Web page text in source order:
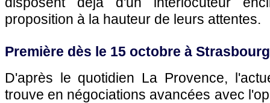
proposition à la hauteur de leurs attentes.
Première dès le 15 octobre à
D'après le quotidien La Provence,
trouve en négociations avancées avec